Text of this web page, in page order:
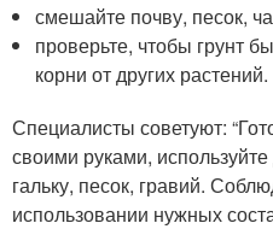
смешайте почву, песок,
проверьте, чтобы грунт
корни от других растений.
Специалисты советуют:
своими руками,
гальку, песок, гравий.
использовании нужных